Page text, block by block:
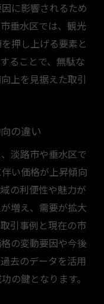
に影響されるため
垂水区では、観光
押し上げる要素と
ることで、無駄な
上を見据えた取引
の違い
淡路市や垂水区で
い価格が上昇傾向
の利便性や魅力が
増え、需要が拡大
引事例と現在の市
の変動要因や今後
去のデータを活用
の鍵となります。